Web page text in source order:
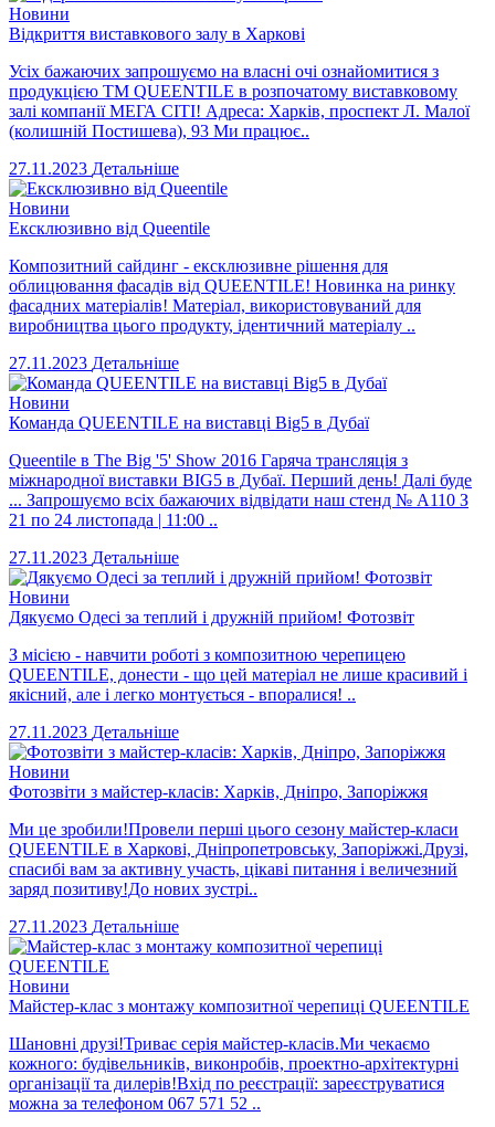
Новини
Відкриття виставкового залу в Харкові
Усіх бажаючих запрошуємо на власні очі ознайомитися з
продукцією ТМ QUEENTILE в розпочатому виставковому
залі компанії МЕГА СІТІ! Адреса: Харків, проспект Л. Малої
(колишній Постишева), 93 Ми працює..
27.11.2023 Детальніше
Новини
Ексклюзивно від Queentile
Композитний сайдинг - ексклюзивне рішення для
облицювання фасадів від QUEENTILE! Новинка на ринку
фасадних матеріалів! Матеріал, використовуваний для
виробництва цього продукту, ідентичний матеріалу ..
27.11.2023 Детальніше
Новини
Команда QUEENTILE на виставці Big5 в Дубаї
Queentile в The Big '5' Show 2016 Гаряча трансляція з
міжнародної виставки BIG5 в Дубаї. Перший день! Далі буде
... Запрошуємо всіх бажаючих відвідати наш стенд № A110 З
21 по 24 листопада | 11:00 ..
27.11.2023 Детальніше
Новини
Дякуємо Одесі за теплий і дружній прийом! Фотозвіт
З місією - навчити роботі з композитною черепицею
QUEENTILE, донести - що цей матеріал не лише красивий і
якісний, але і легко монтується - впоралися! ..
27.11.2023 Детальніше
Новини
Фотозвіти з майстер-класів: Харків, Дніпро, Запоріжжя
Ми це зробили!Провели перші цього сезону майстер-класи
QUEENTILE в Харкові, Дніпропетровську, Запоріжжі.Друзі,
спасибі вам за активну участь, цікаві питання і величезний
заряд позитиву!До нових зустрі..
27.11.2023 Детальніше
Новини
Майстер-клас з монтажу композитної черепиці QUEENTILE
Шановні друзі!Триває серія майстер-класів.Ми чекаємо
кожного: будівельників, виконробів, проектно-архітектурні
організації та дилерів!Вхід по реєстрації: зареєструватися
можна за телефоном 067 571 52 ..